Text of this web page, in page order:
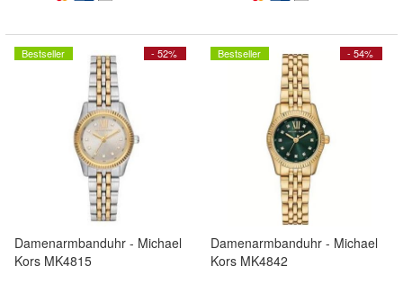
- 52%
Bestseller
Damenarmbanduhr - Michael
Kors MK4815
- 54%
Bestseller
Damenarmbanduhr - Michael
Kors MK4842